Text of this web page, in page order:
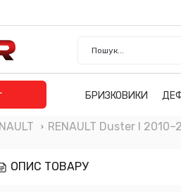
БРИЗКОВИКИ
RENAULT Duster I
ОПИС ТОВАРУ